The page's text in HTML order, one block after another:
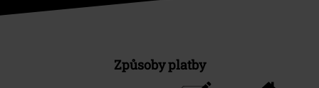
Způsoby platby